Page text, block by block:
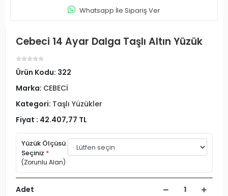
Whatsapp İle Sipariş Ver
Cebeci 14 Ayar Dalga Taşlı Altın Yüzük
Ürün Kodu: 322
Marka: CEBECİ
Kategori: Taşlı Yüzükler
Fiyat : 42.407,77 TL
Yüzük Ölçüsü
Seçiniz *
(Zorunlu Alan)
Adet